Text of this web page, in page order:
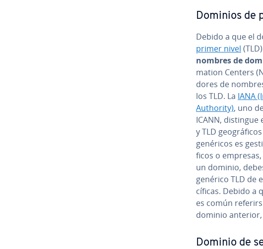
Dominios de
Debido a que el
primer nivel
nombres de
ma­tion Centers
do­res de
los TLD. La IANA
Authority), uno
ICANN, distingue
y TLD geo­grá­fi­cos
genéricos es
fi­cos o
un dominio,
genérico TLD de
cí­fi­cas. Debido a
es común
dominio
Dominio de